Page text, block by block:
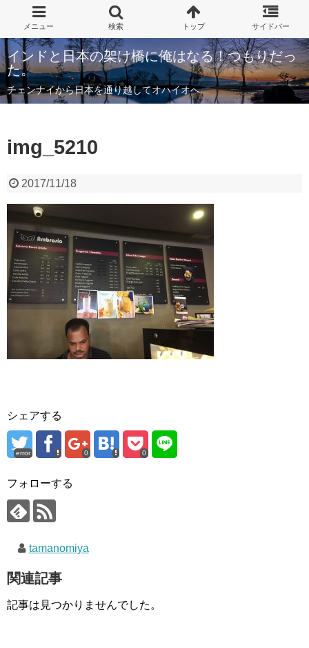
インドと日本の架け橋に俺はなる！つもりだっ
た。
チェンナイから日本を通り越してオハイオへ…
img_5210
2017/11/18
シェアする
error 0 0
フォローする
tamanomiya
関連記事
記事は見つかりませんでした。